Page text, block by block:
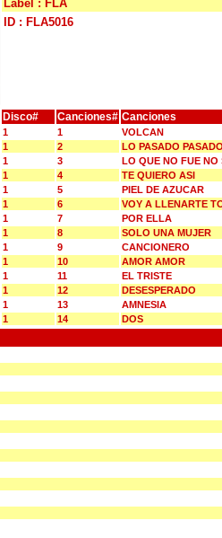
Label : FLA
ID : FLA5016
Disco# Canciones# Canciones
1 1
VOLCAN
1
2
LO PASADO
1
3
LO QUE NO FUE NO
1
4
TE QUIERO ASI
1
5
PIEL DE AZUCAR
1
6
VOY A LLENARTE
1
7
POR ELLA
1
8
SOLO UNA MUJER
1
9
CANCIONERO
1
10
AMOR AMOR
1
11
EL TRISTE
1
12
DESESPERADO
1
13
AMNESIA
1
14 DOS